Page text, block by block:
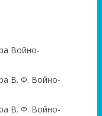
Войно-
В. Ф. Войно-
В. Ф. Войно-